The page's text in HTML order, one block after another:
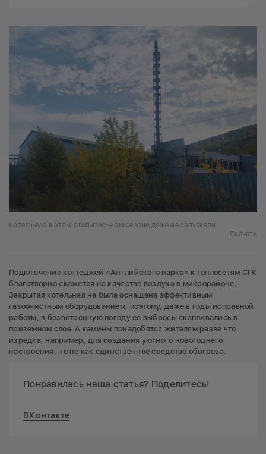
Котельную в этом отопительном сезоне даже не запускали
Скачать
Подключение коттеджей «Английского парка» к теплосетям СГК
благотворно скажется на качестве воздуха в микрорайоне.
Закрытая котельная не была оснащена эффективным
газоочистным оборудованием, поэтому, даже в годы исправной
работы, в безветренную погоду её выбросы скапливались в
приземном слое. А камины понадобятся жителям разве что
изредка, например, для создания уютного новогоднего
настроения, но не как единственное средство обогрева.
Понравилась наша статья? Поделитесь!
ВКонтакте